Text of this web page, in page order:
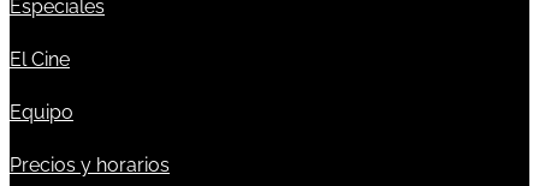
Especiales
El Cine
Equipo
Precios y horarios